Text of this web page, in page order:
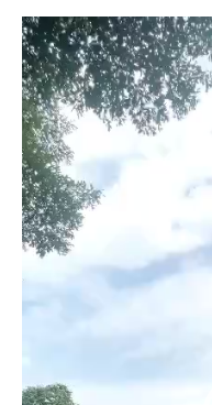
Trình
chơi
Video